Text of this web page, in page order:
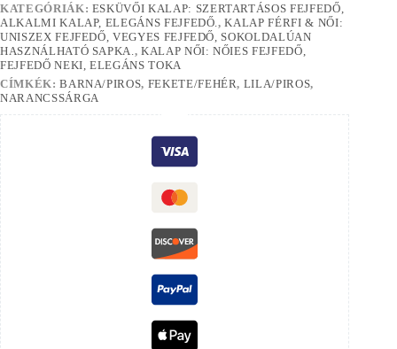
KATEGÓRIÁK: ESKÜVŐI KALAP: SZERTARTÁSOS FEJFEDŐ,
ALKALMI KALAP, ELEGÁNS FEJFEDŐ.,KALAP FÉRFI & NŐI:
UNISZEX FEJFEDŐ, VEGYES FEJFEDŐ, SOKOLDALÚAN
HASZNÁLHATÓ SAPKA. ,KALAP NŐI: NŐIES FEJFEDŐ,
FEJFEDŐ NEKI, ELEGÁNS TOKA
CÍMKÉK:BARNA/PIROS, FEKETE/FEHÉR, LILA/PIROS,
NARANCSSÁRGA